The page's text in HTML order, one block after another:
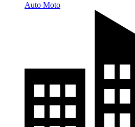
Auto Moto